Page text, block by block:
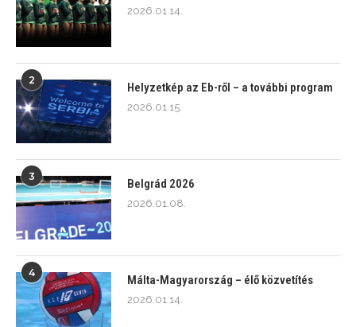
2026.01.14.
2
Helyzetkép az Eb-ről – a további program
2026.01.15.
3
Belgrád 2026
2026.01.08.
4
Málta-Magyarország – élő közvetítés
2026.01.14.